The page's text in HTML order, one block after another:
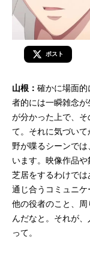
ポスト
山根： 確かに場面
者的には一瞬雑念
が分かった上で、
て。それに気づい
野が喋るシーンで
います。映像作品
芝居をするわけで
通じ合うコミュニケ
他の役者のこと、
んだなと。それが
って。